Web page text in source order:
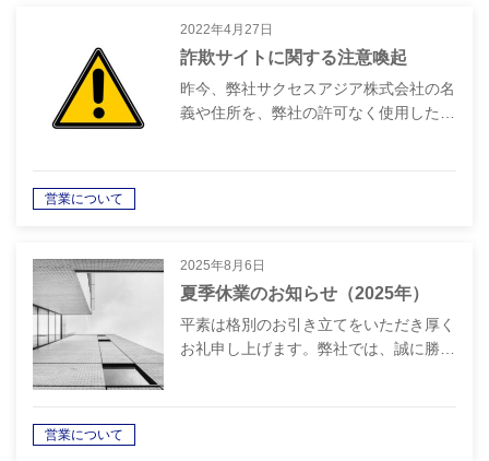
2022年4月27日
詐欺サイトに関する注意喚起
昨今、弊社サクセスアジア株式会社の名
義や住所を、弊社の許可なく使用した…
営業について
2025年8月6日
夏季休業のお知らせ（2025年）
平素は格別のお引き立てをいただき厚く
お礼申し上げます。弊社では、誠に勝…
営業について